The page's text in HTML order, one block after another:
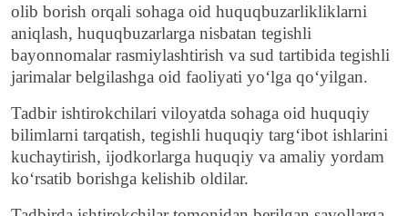
olib borish orqali sohaga oid huquqbuzarlikliklarni
aniqlash, huquqbuzarlarga nisbatan tegishli
bayonnomalar rasmiylashtirish va sud tartibida tegishli
jarimalar belgilashga oid faoliyati yo‘lga qo‘yilgan.
Tadbir ishtirokchilari viloyatda sohaga oid huquqiy
bilimlarni tarqatish, tegishli huquqiy targ‘ibot ishlarini
kuchaytirish, ijodkorlarga huquqiy va amaliy yordam
ko‘rsatib borishga kelishib oldilar.